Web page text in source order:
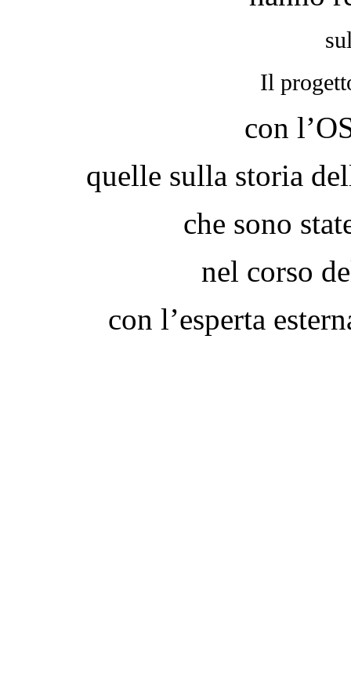
Il
con
quelle sulla storia
che sono
nel corso
con l’esperta